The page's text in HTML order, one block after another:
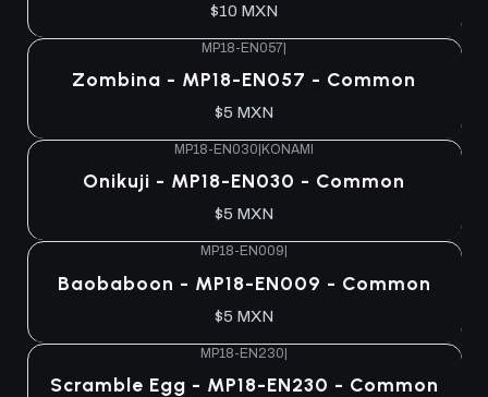
$10 MXN
MP18-EN057|
Zombina - MP18-EN057 - Common
$5 MXN
MP18-EN030 KONAMI
Onikuji - MP18-EN030 - Common
$5 MXN
MP18-EN009
Baobaboon - MP18-EN009 - Common
$5 MXN
MP18-EN230|
Scramble Egg - MP18-EN230 - Common